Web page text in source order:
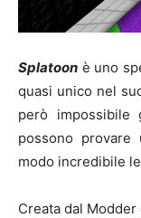
Splatoon è uno
quasi unico nel
però impossibile
possono provare
modo incredibile
Creata dal